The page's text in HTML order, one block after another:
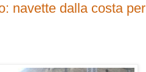
navette dalla costa per